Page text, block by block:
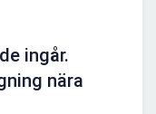
ingår.
nära